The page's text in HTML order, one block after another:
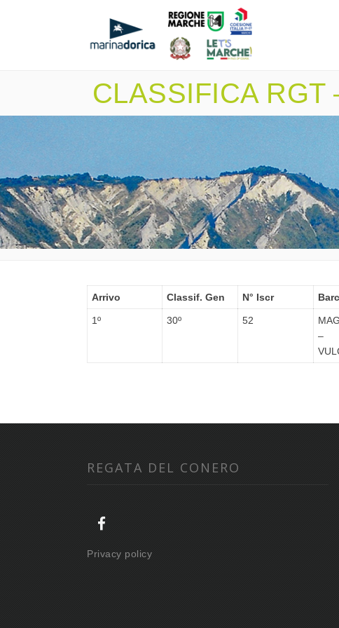
CLASSIFICA RGT
Arrivo Classif. Gen N° Iscr
1º 30º 52
–
REGATA DEL CONERO
Privacy policy